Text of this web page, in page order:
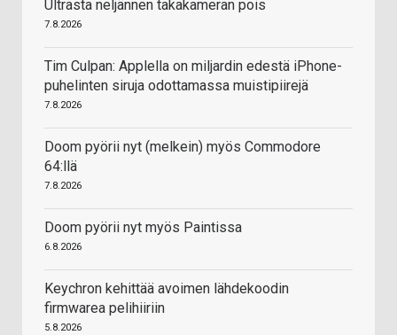
Ultrasta neljännen takakameran pois
7.8.2026
Tim Culpan: Applella on miljardin edestä iPhone-
puhelinten siruja odottamassa muistipiirejä
7.8.2026
Doom pyörii nyt (melkein) myös Commodore
64:llä
7.8.2026
Doom pyörii nyt myös Paintissa
6.8.2026
Keychron kehittää avoimen lähdekoodin
firmwarea pelihiiriin
5.8.2026